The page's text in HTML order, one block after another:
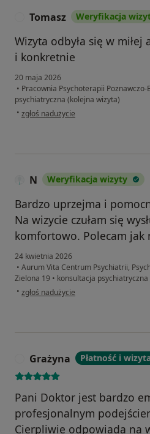
Tomasz Weryfikacja
Wizyta odbyła się w miłej
i konkretnie
20 maja 2026
• Pracownia Psychoterapii
psychiatryczna (kolejna wizyta)
• w opinii użytkownika Tomasz
zgłoś nadużycie
N Weryfikacja wizyty
Bardzo uprzejma i
Na wizycie czułam się
komfortowo. Polecam jak
24 kwietnia 2026
• Aurum Vita Centrum Psychiatrii,
Zielona 19 • konsultacja
• w opinii użytkownika N
zgłoś nadużycie
Grażyna Płatność i
Pani Doktor jest bardzo
profesjonalnym
Cierpliwie odpowiada na